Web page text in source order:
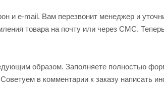
и e-mail. Вам перезвонит менеджер и
товара на почту или через СМС.
образом. Заполняете полностью
в комментарии к заказу написать